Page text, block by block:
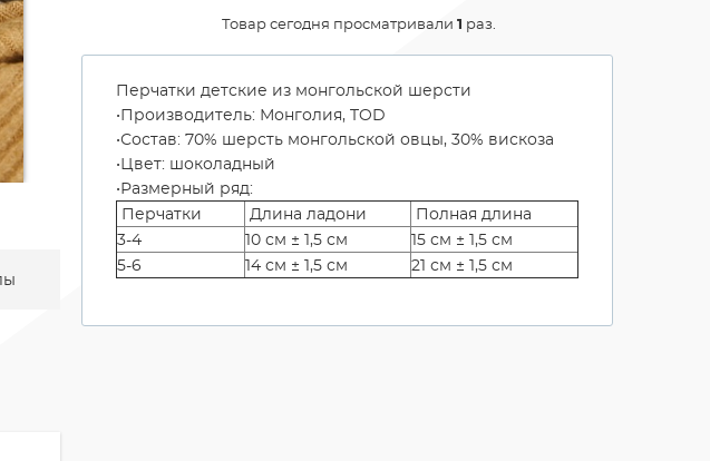
Товар сегодня просматривали 1 раз.
Перчатки детские из монгольской шерсти
Производитель: Монголия, TOD
Состав: 70% шерсть монгольской овцы, 30% вискоза
Цвет: шоколадный
Размерный ряд:
Перчатки
Длина ладони
Полная длина
3-4
10 см ± 1,5 см
15 см ± 1,5 см
5-6
14 см ± 1,5 см 21 см ± 1,5 см